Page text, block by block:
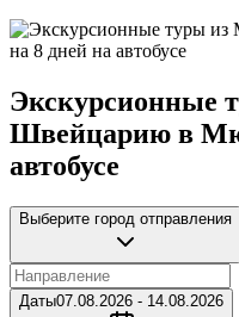
Экскурсионные
Швейцарию в
автобусе
Выберите город отправления
Даты07.08.2026 - 14.08.2026